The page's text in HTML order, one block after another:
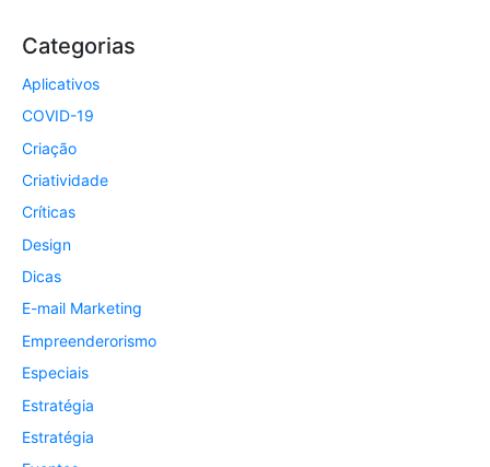
Categorias
Aplicativos
COVID-19
Criação
Criatividade
Críticas
Design
Dicas
E-mail Marketing
Empreenderorismo
Especiais
Estratégia
Estratégia